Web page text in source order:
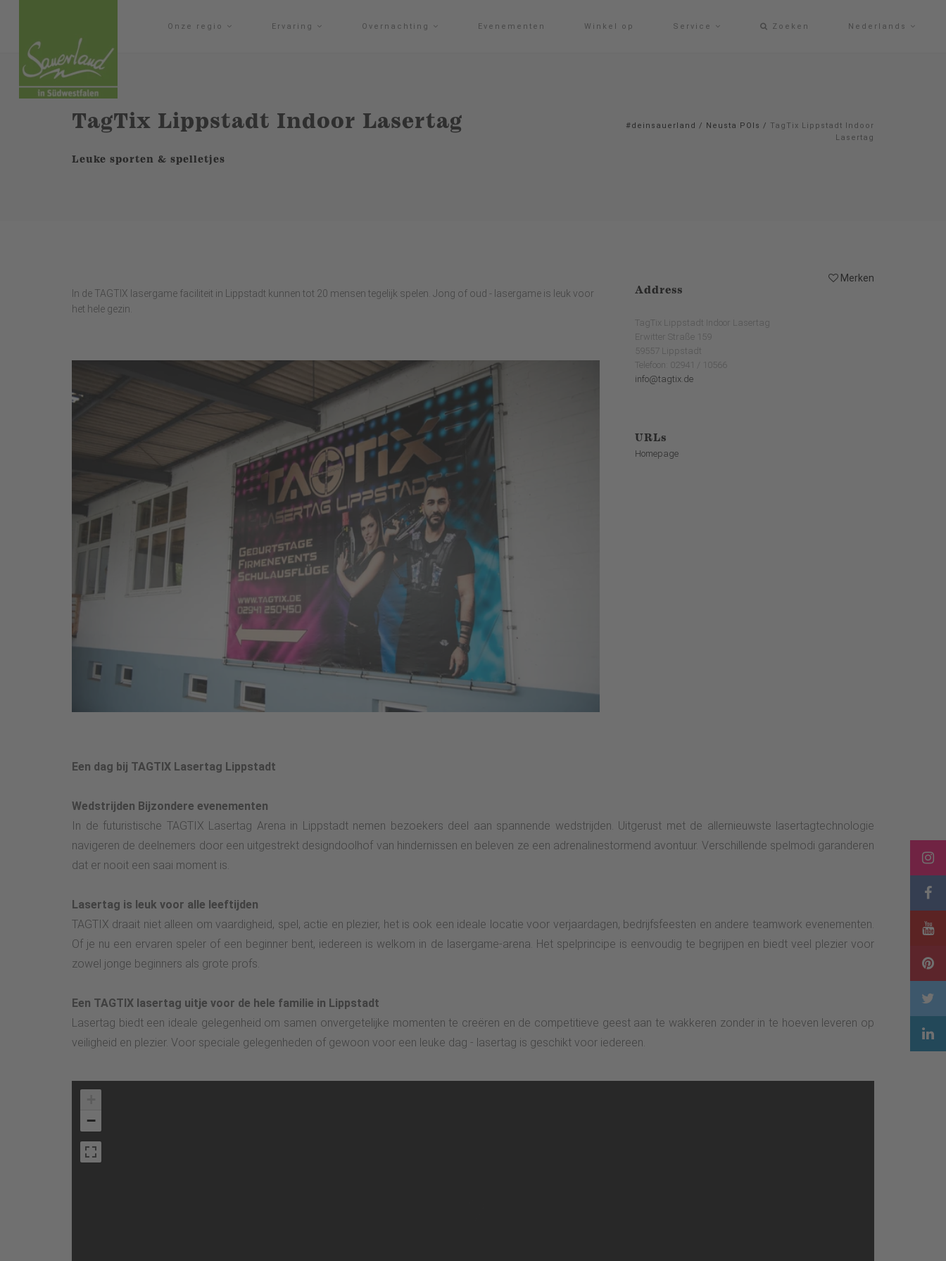
Onze regio Ervaring Overnachting Evenementen Winkel op Service Zoeken Nederlands
TagTix Lippstadt Indoor Lasertag
Leuke sporten & spelletjes
#deinsauerland / Neusta POIs / TagTix Lippstadt Indoor
Lasertag
Merken
In de TAGTIX lasergame faciliteit in Lippstadt kunnen tot 20 mensen tegelijk spelen. Jong of oud - lasergame is leuk voor
het hele gezin.
Address
TagTix Lippstadt Indoor Lasertag
Erwitter Straße 159
59557 Lippstadt
Telefoon: 02941 / 10566
info@tagtix.de
URLs
Homepage
Een dag bij TAGTIX Lasertag Lippstadt
Wedstrijden Bijzondere evenementen
In de futuristische TAGTIX Lasertag Arena in Lippstadt nemen bezoekers deel aan spannende wedstrijden. Uitgerust met de allernieuwste lasertagtechnologie
navigeren de deelnemers door een uitgestrekt designdoolhof van hindernissen en beleven ze een adrenalinestormend avontuur. Verschillende spelmodi garanderen
dat er nooit een saai moment is.
Lasertag is leuk voor alle leeftijden
TAGTIX draait niet alleen om vaardigheid, spel, actie en plezier, het is ook een ideale locatie voor verjaardagen, bedrijfsfeesten en andere teamwork evenementen.
Of je nu een ervaren speler of een beginner bent, iedereen is welkom in de lasergame-arena. Het spelprincipe is eenvoudig te begrijpen en biedt veel plezier voor
zowel jonge beginners als grote profs.
Een TAGTIX lasertag uitje voor de hele familie in Lippstadt
Lasertag biedt een ideale gelegenheid om samen onvergetelijke momenten te creëren en de competitieve geest aan te wakkeren zonder in te hoeven leveren op
veiligheid en plezier. Voor speciale gelegenheden of gewoon voor een leuke dag - lasertag is geschikt voor iedereen.
−